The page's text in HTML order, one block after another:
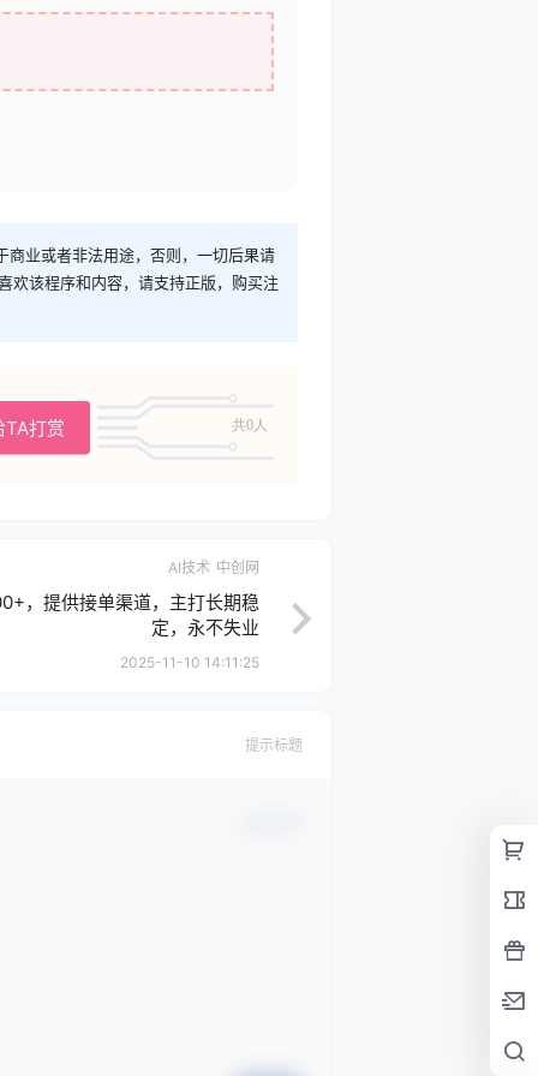
商业或者非法用途，否则，一切后果请
欢该程序和内容，请支持正版，购买注
TA打赏 共0人
AI技术 中创网
，提供接单渠道，主打长期稳
定，永不失业
2025-11-10 14:11:25
提示标题